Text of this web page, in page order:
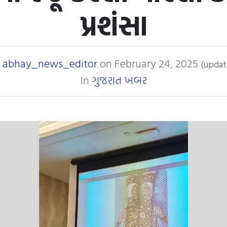
પ્રશંસા
abhay_news_editoron February 24, 2025
In ગુજરાત ખબર